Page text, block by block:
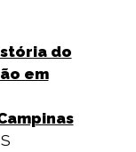
do
em